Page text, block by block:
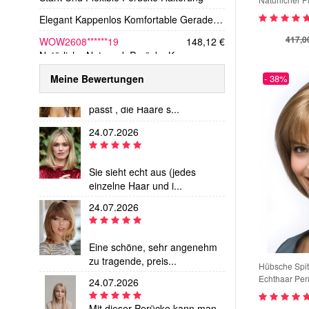
für Damen
Hübsche
Echthaar
- 38%
WOW2608******97
105,00 €
Stark Und Flexible Perücke Halterung
Elegant Kappenlos Komfortable Gerade Remy Echthaar Perücke
WOW2608******19
148,12 €
Natürliche Netzwerk Perücke Kappe
WOW2608******37
105,00 €
WOW2608******06
WOW2608******34
158,00 €
WOW2608******38
Zauberhafte Wellig Schöne Spitzefront Echthaar Perücke
WOW2608******18
533,00 €
Damen Remy-Echthaarperücke langer Stufenschnitt 16 Zoll – Haselnussbraun mit Karamell-Highlights – Lace Front – glatt
Meine Bewertungen
24.07.2026
24.07.2026
Eine super leichte Perücke,
passt , die Haare s...
Sie sieht echt aus (jedes
einzelne Haar und i...
Eine schöne, sehr angenehm
zu tragende, preis...